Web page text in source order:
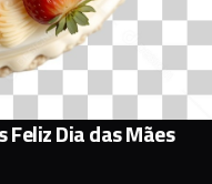
Dia das Mães